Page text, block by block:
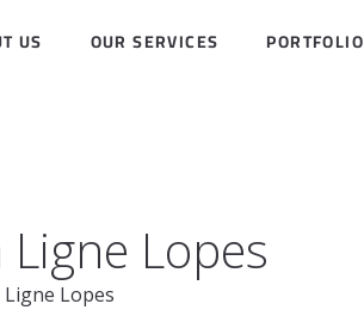
US OUR SERVICES PORTFOLIO
Lopes
Ligne Lopes